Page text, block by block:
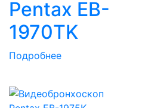
Pentax EB-
1970TK
Подробнее